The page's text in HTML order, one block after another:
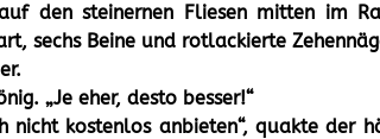
den steinernen Fliesen mitten im
sechs Beine und rotlackierte
„Je eher, desto besser!“
nicht kostenlos anbieten“, quakte der